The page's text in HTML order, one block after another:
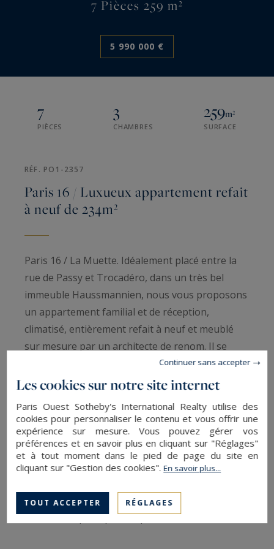
7 Pièces 259 m²
5 990 000 €
7
PIÈCES
3
CHAMBRES
259m²
SURFACE
RÉF. PO1-2357
Paris 16 / Luxueux appartement refait
à neuf de 234m²
Paris 16 / La Muette. Idéalement placé entre la
rue de Passy et Trocadéro, dans un très bel
immeuble Haussmannien, nous vous proposons
un appartement familial et de réception,
climatisé, entièrement refait à neuf et meublé
sur mesure par un architecte de renom. Il se
compose comme suit : Une galerie d'entrée, avec
vestiaire et toilettes d'invités, desservant une
dinatoire contemporaine. l'espace privé se
compose d'une suite parentale avec salle de
bains, douche, toilettes et 2 dressings, deux
autres suites avec salle de bains, douche et
entièrement refaits à neuf et accessible par
l'ascenseur principal complètent ce bien
Les cookies sur notre site internet
Paris Ouest Sotheby's International Realty utilise des
cookies pour personnaliser le contenu et vous offrir une
expérience sur mesure. Vous pouvez gérer vos
préférences et en savoir plus en cliquant sur "Réglages"
et à tout moment dans le pied de page du site en
cliquant sur "Gestion des cookies".En savoir plus...
TOUT ACCEPTER RÉGLAGES
Continuer sans accepter